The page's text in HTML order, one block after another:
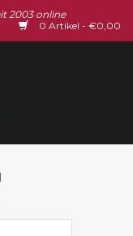
2003 online
0 Artikel - €0,00